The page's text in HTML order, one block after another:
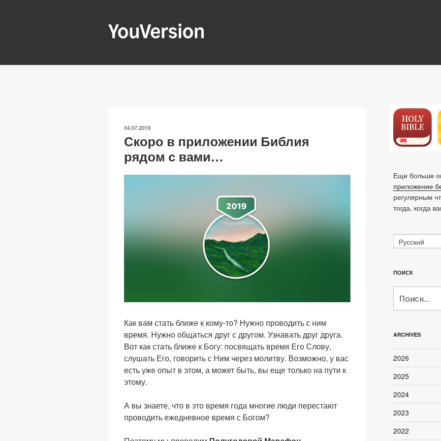
ОПУБЛИКОВАНО
04.07.2019
Скоро в приложении Библия
рядом с вами…
Как вам стать ближе к кому-то? Нужно проводить с ним
время. Нужно общаться друг с другом. Узнавать друг друга.
Вот как стать ближе к Богу: посвящать время Его Слову,
слушать Его, говорить с Ним через молитву. Возможно, у вас
есть уже опыт в этом, а может быть, вы еще только на пути к
этому.
А вы знаете, что в это время года многие люди перестают
проводить ежедневное время с Богом?
Еще больше
приложение
регулярным
тогда, когда
Русский
ПОИСК
ARCHIVES
2026
2025
2024
2023
2022